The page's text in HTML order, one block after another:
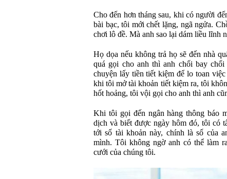
Cho đến hơn tháng sau, khi có người
bài bạc, tôi mới chết lặng, ngã ngửa.
chơi lô đề. Mà anh sao lại dám liều lĩnh
Họ dọa nếu không trả họ sẽ đến nhà
quá gọi cho anh thì anh chối bay
chuyện lấy tiền tiết kiệm để lo toan
khi tôi mở tài khoản tiết kiệm ra, tôi
hốt hoảng, tôi vội gọi cho anh thì anh
Khi tôi gọi đến ngân hàng thông báo
dịch và biết được ngày hôm đó, tôi có
tới số tài khoản này, chính là số của
mình. Tôi không ngờ anh có thể làm
cưới của chúng tôi.